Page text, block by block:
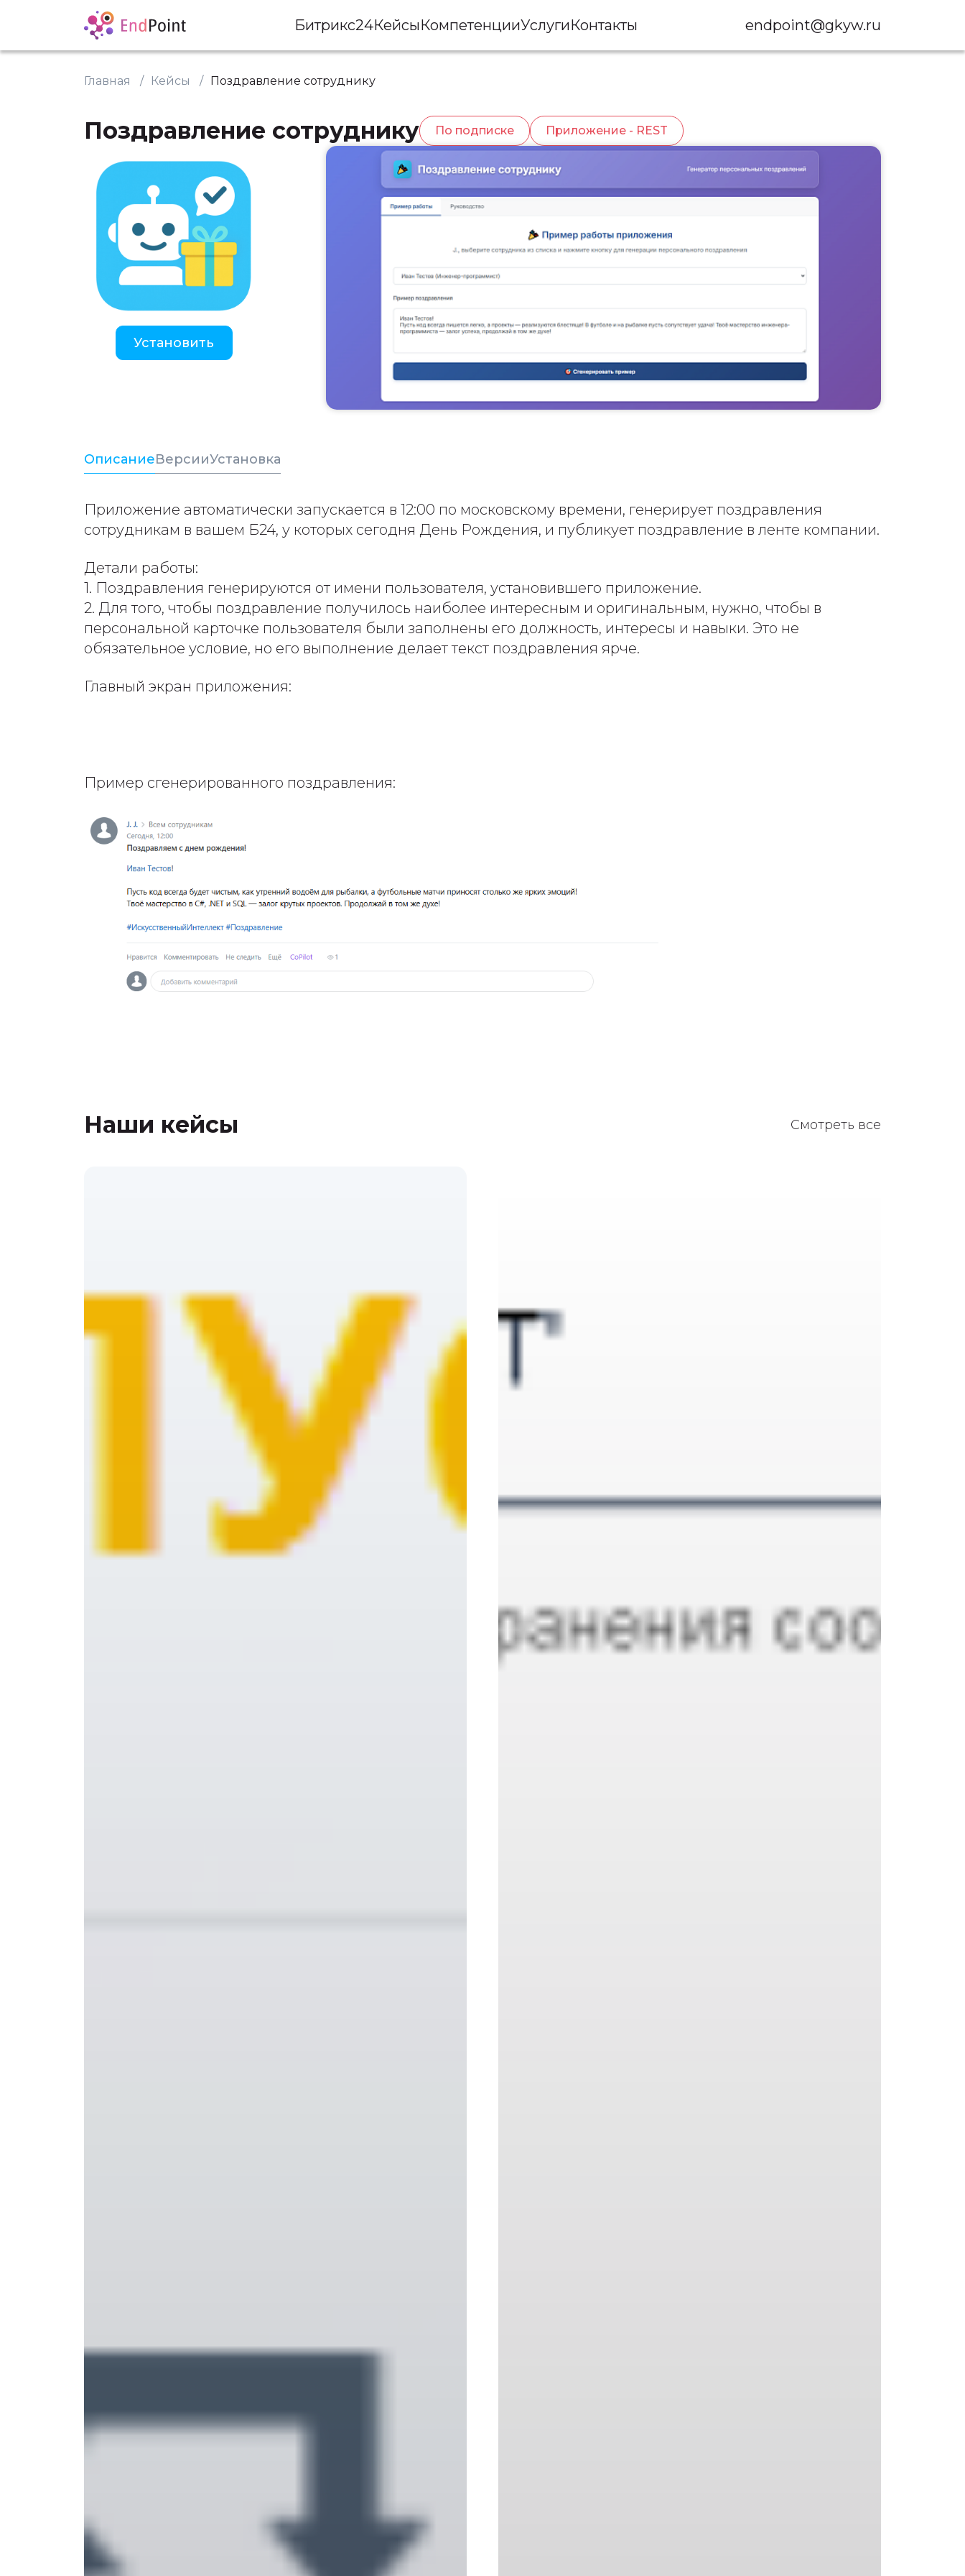
Битрикс24КейсыКомпетенцииУслугиКонтакты endpoint@gkyw.ru
Главная Кейсы Поздравление сотруднику
Поздравление сотруднику По подписке Приложение - REST
Установить
ОписаниеВерсииУстановка
Приложение автоматически запускается в 12:00 по московскому времени, генерирует поздравления
сотрудникам в вашем Б24, у которых сегодня День Рождения, и публикует поздравление в ленте компании.
Детали работы:
1. Поздравления генерируются от имени пользователя, установившего приложение.
2. Для того, чтобы поздравление получилось наиболее интересным и оригинальным, нужно, чтобы в
персональной карточке пользователя были заполнены его должность, интересы и навыки. Это не
обязательное условие, но его выполнение делает текст поздравления ярче.
Главный экран приложения:
Пример сгенерированного поздравления:
Наши кейсы Смотреть все